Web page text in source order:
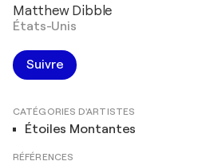
Matthew Dibble
États-Unis
Suivre
CATÉGORIES D'ARTISTES
Étoiles Montantes
RÉFÉRENCES